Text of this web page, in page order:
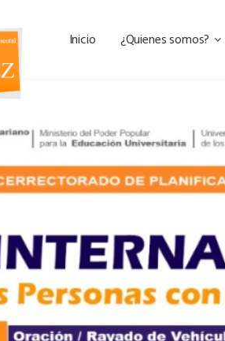
Inicio ¿Quienes somos?